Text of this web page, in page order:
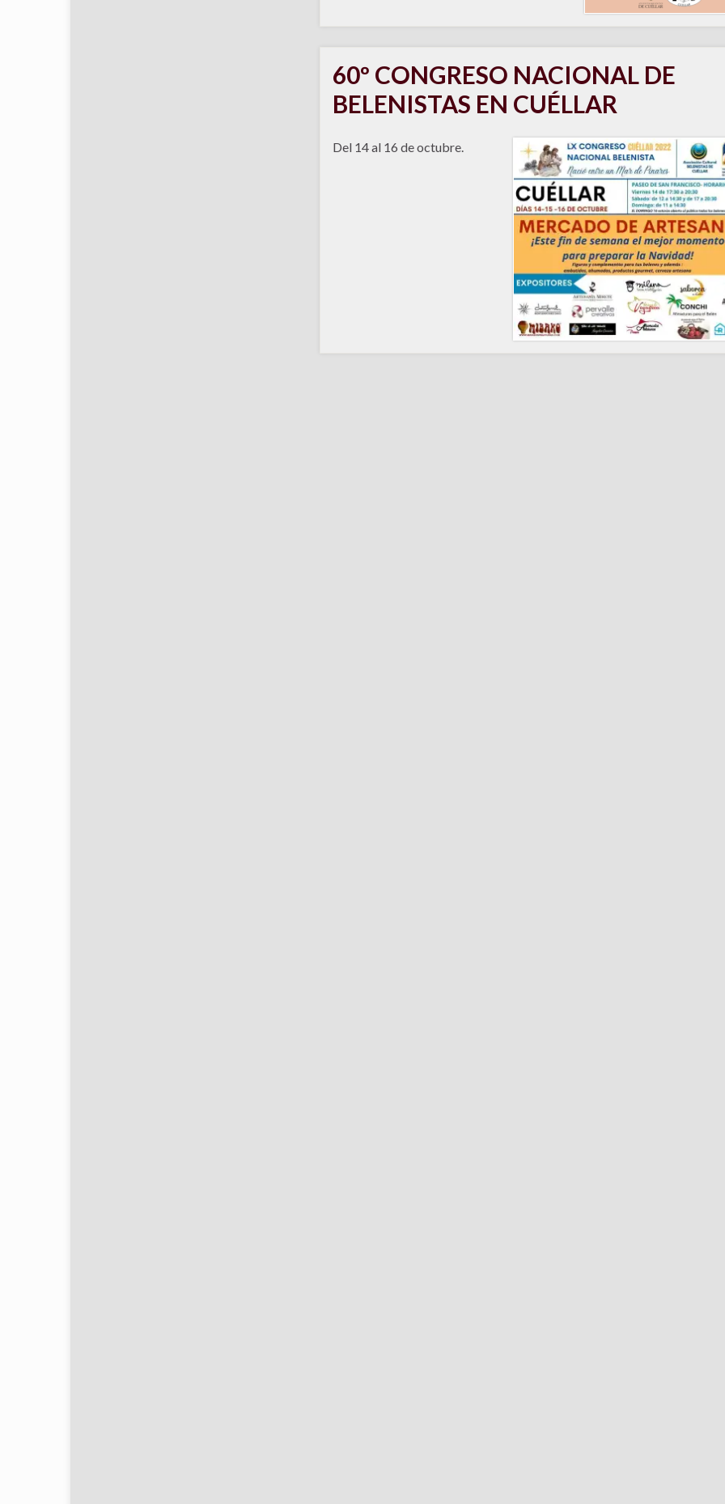
60º CONGRESO NACIONAL DE
BELENISTAS EN CUÉLLAR
Del 14 al 16 de octubre.